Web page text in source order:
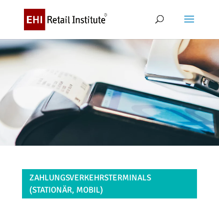
ZAHLUNGSVERKEHRSTERMINALS
(STATIONÄR, MOBIL)